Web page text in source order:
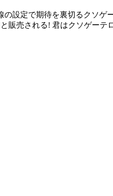
設定で期待を裏切るクソゲ
販売される! 君はクソゲーテ